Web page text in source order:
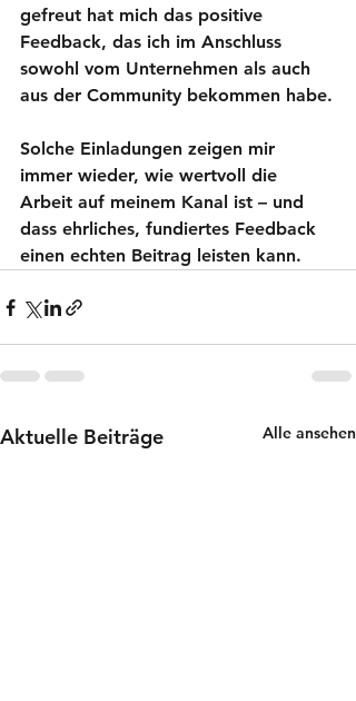
gefreut hat mich das positive
Feedback, das ich im Anschluss
sowohl vom Unternehmen als auch
aus der Community bekommen habe.
Solche Einladungen zeigen mir
immer wieder, wie wertvoll die
Arbeit auf meinem Kanal ist – und
dass ehrliches, fundiertes Feedback
einen echten Beitrag leisten kann.
Aktuelle Beiträge Alle ansehen